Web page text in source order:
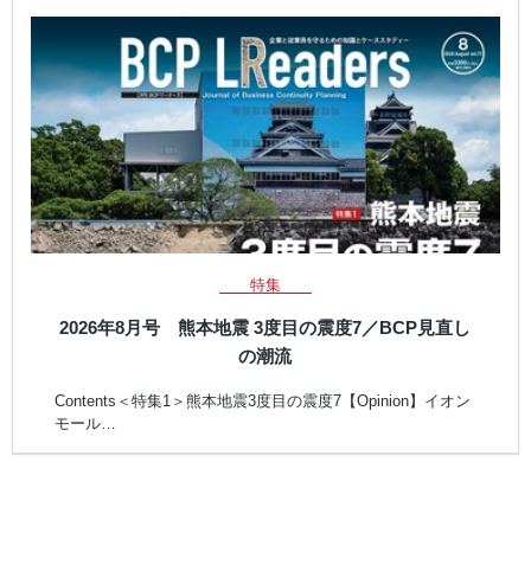
特集
2026年8月号 熊本地震 3度目の震度7／BCP見直し
の潮流
Contents＜特集1＞熊本地震3度目の震度7【Opinion】イオン
モール…